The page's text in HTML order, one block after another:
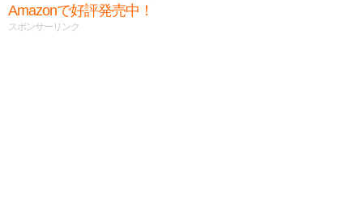
Amazonで好評発売中！
スポンサーリンク